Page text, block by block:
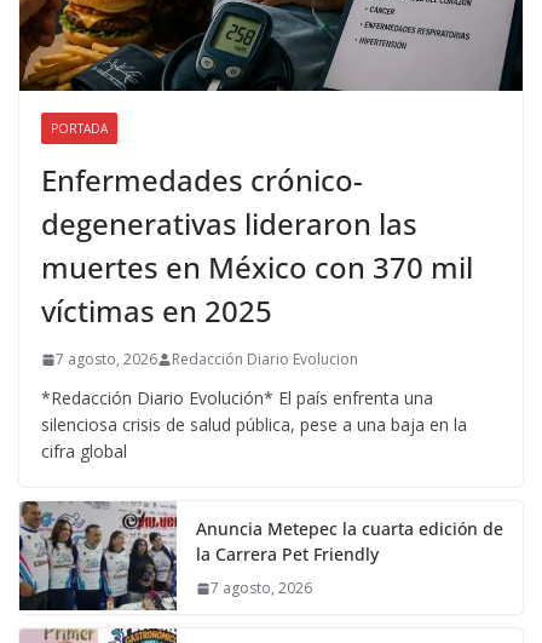
PORTADA
Enfermedades crónico-
degenerativas lideraron las
muertes en México con 370 mil
víctimas en 2025
7 agosto, 2026 Redacción Diario Evolucion
*Redacción Diario Evolución* El país enfrenta una
silenciosa crisis de salud pública, pese a una baja en la
cifra global
Anuncia Metepec la cuarta edición de
la Carrera Pet Friendly
7 agosto, 2026